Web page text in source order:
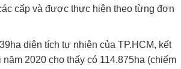
cấp và được thực hiện theo từng đơn
diện tích tự nhiên của TP.HCM, kết
2020 cho thấy có 114.875ha (chiếm